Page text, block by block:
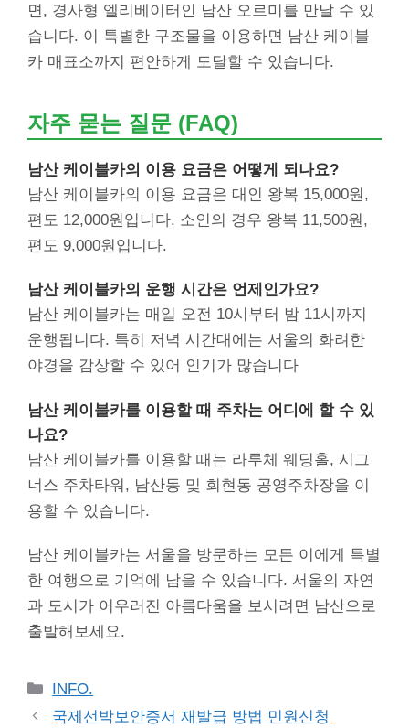
면, 경사형 엘리베이터인 남산 오르미를 만날 수 있
습니다. 이 특별한 구조물을 이용하면 남산 케이블
카 매표소까지 편안하게 도달할 수 있습니다.
자주 묻는 질문 (FAQ)
남산 케이블카의 이용 요금은 어떻게 되나요?
남산 케이블카의 이용 요금은 대인 왕복 15,000원,
편도 12,000원입니다. 소인의 경우 왕복 11,500원,
편도 9,000원입니다.
남산 케이블카의 운행 시간은 언제인가요?
남산 케이블카는 매일 오전 10시부터 밤 11시까지
운행됩니다. 특히 저녁 시간대에는 서울의 화려한
야경을 감상할 수 있어 인기가 많습니다
남산 케이블카를 이용할 때 주차는 어디에 할 수 있
나요?
남산 케이블카를 이용할 때는 라루체 웨딩홀, 시그
너스 주차타워, 남산동 및 회현동 공영주차장을 이
용할 수 있습니다.
남산 케이블카는 서울을 방문하는 모든 이에게 특별
한 여행으로 기억에 남을 수 있습니다. 서울의 자연
과 도시가 어우러진 아름다움을 보시려면 남산으로
출발해보세요.
Categories
INFO.
국제선박보안증서 재발급 방법 민원신청